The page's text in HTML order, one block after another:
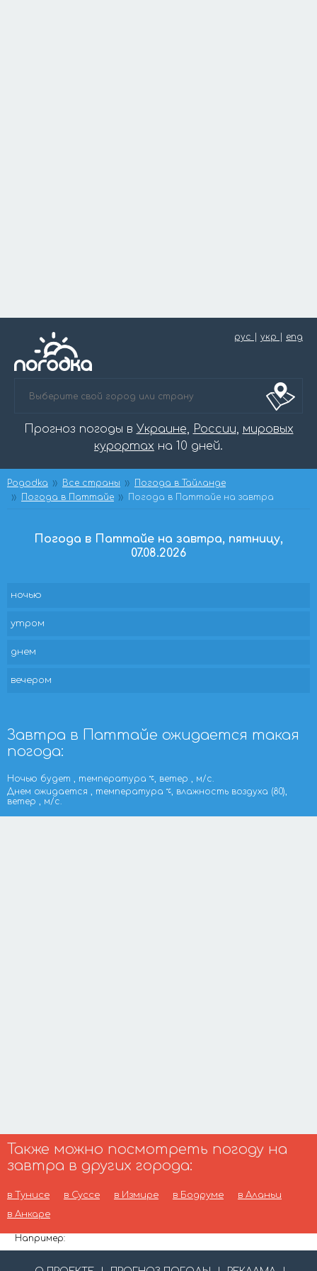
рус укр eng
Прогноз погоды в Украине, России, мировых
курортах на 10 дней.
Pogodka Все страны
Погода в Тайланде
Погода в Паттайе
Погода в Паттайе на завтра
Погода в Паттайе на завтра, пятницу,
07.08.2026
ночью
утром
днем
вечером
Завтра в Паттайе ожидается такая
погода:
Ночью будет , температура
, ветер , м/с.
Днем ожидается , температура
, влажность воздуха (80),
ветер , м/с.
Также можно посмотреть погоду на
завтра в других города:
в Тунисе в Суссе в Измире в Бодруме
в Аланьи
в Анкаре
Например: